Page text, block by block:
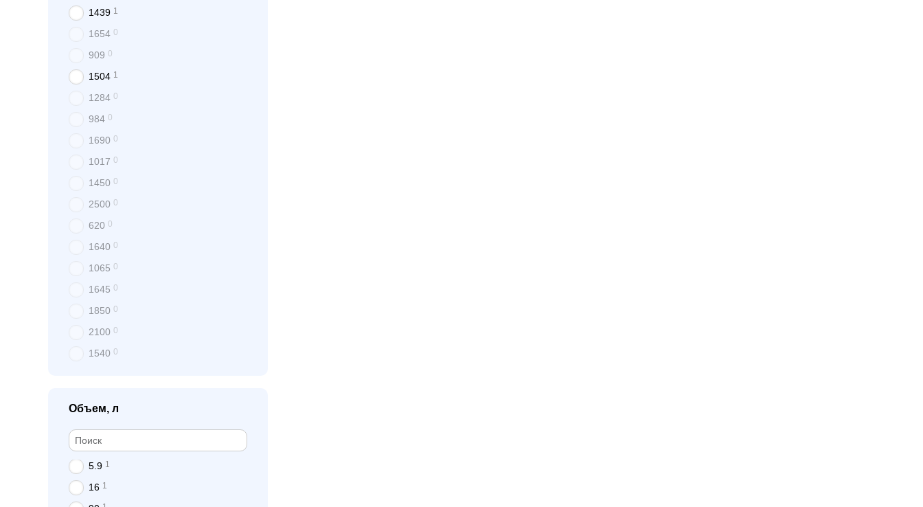
1439 1
1654 0
909 0
1504 1
1284 0
984 0
1690 0
1017 0
1450 0
2500 0
620 0
1640 0
1065 0
1645 0
1850 0
2100 0
1540 0
Объем, л
5.9 1
16 1